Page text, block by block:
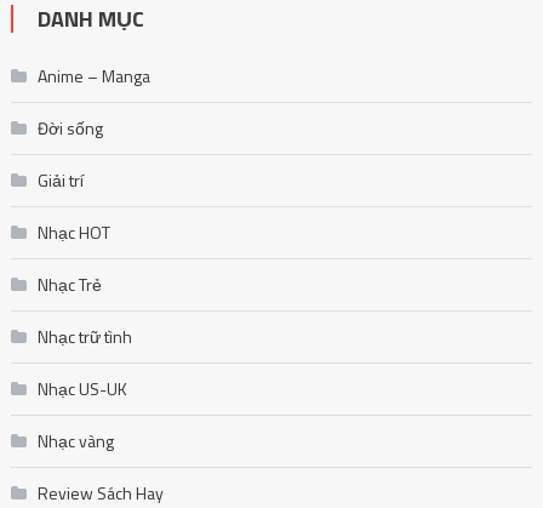
DANH MỤC
Anime – Manga
Đời sống
Giải trí
Nhạc HOT
Nhạc Trẻ
Nhạc trữ tình
Nhạc US-UK
Nhạc vàng
Review Sách Hay